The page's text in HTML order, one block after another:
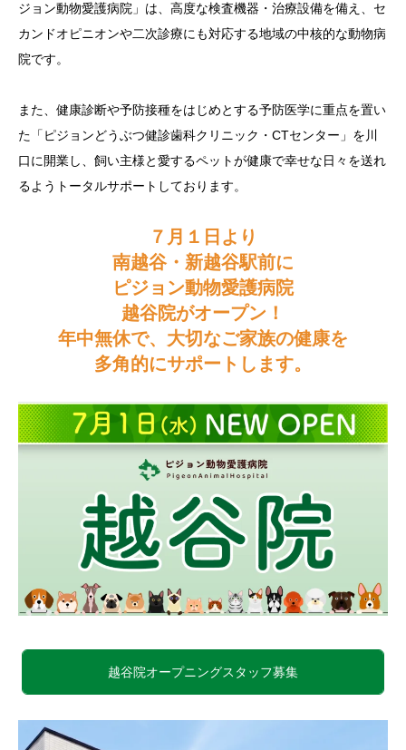
ジョン動物愛護病院」は、高度な検査機器・治療設備を備え、セ
カンドオピニオンや二次診療にも対応する地域の中核的な動物病
院です。
また、健康診断や予防接種をはじめとする予防医学に重点を置い
た「ピジョンどうぶつ健診歯科クリニック・CTセンター」を川
口に開業し、飼い主様と愛するペットが健康で幸せな日々を送れ
るようトータルサポートしております。
７月１日より
南越谷・新越谷駅前に
ピジョン動物愛護病院
越谷院がオープン！
年中無休で、大切なご家族の健康を
多角的にサポートします。
越谷院オープニングスタッフ募集